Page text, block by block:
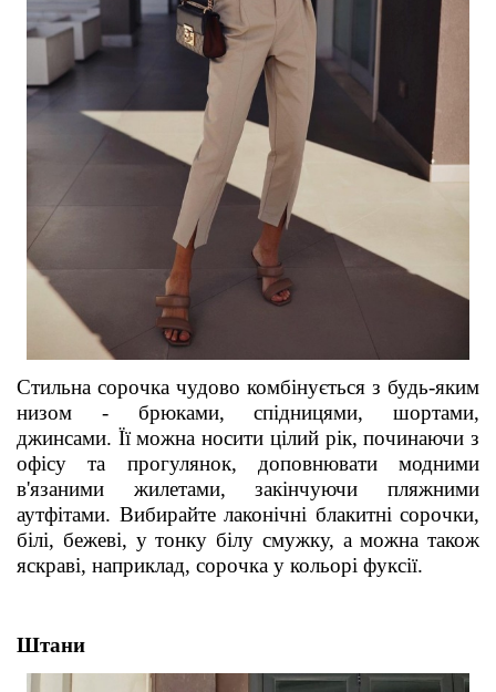
Стильна сорочка чудово комбінується з будь-яким
низом - брюками, спідницями, шортами,
джинсами. Її можна носити цілий рік, починаючи з
офісу та прогулянок, доповнювати модними
в'язаними жилетами, закінчуючи пляжними
аутфітами. Вибирайте лаконічні блакитні сорочки,
білі, бежеві, у тонку білу смужку, а можна також
яскраві, наприклад, сорочка у кольорі фуксії.
Штани